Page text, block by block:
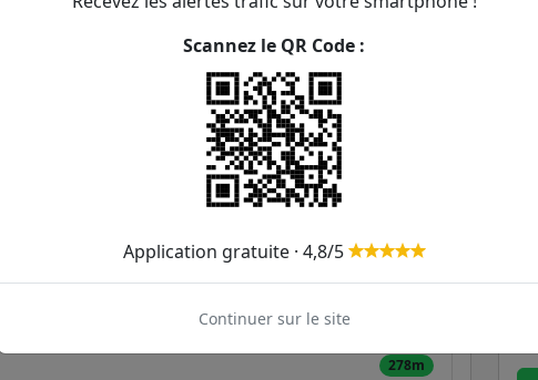
- Baudricourt
et transilien situées à moins de 1km de la gare
169m
278m
Scannez le QR Code :
Application gratuite · 4,8/5
Continuer sur le site